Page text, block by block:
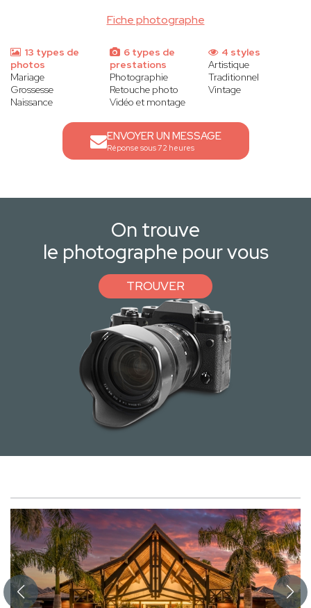
Fiche photographe
13 types de
photos
Mariage
Grossesse
Naissance
6 types de
prestations
Photographie
Retouche photo
Vidéo et montage
4 styles
Artistique
Traditionnel
Vintage
ENVOYER UN MESSAGE
Réponse sous 72 heures
On trouve
le photographe pour vous
TROUVER